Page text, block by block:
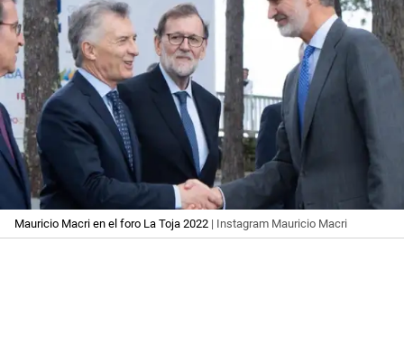
Mauricio Macri en el foro La Toja 2022 | Instagram Mauricio Macri